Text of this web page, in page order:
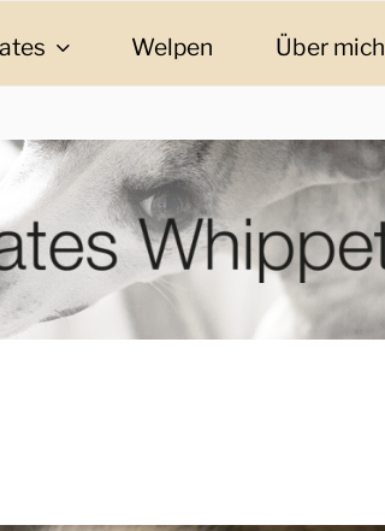
Informationen
Welpen Über mich